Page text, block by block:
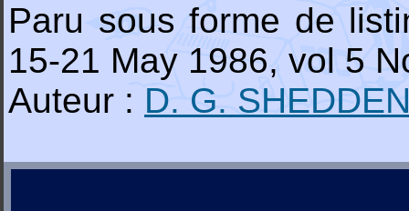
Paru sous forme de
15-21 May 1986, vol 5
Auteur : D. G.